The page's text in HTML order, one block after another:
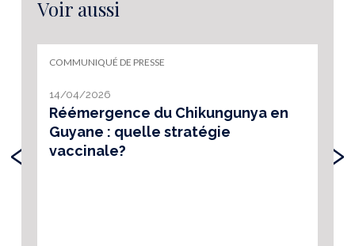
Voir aussi
COMMUNIQUÉ DE PRESSE
14/04/2026
Réémergence du Chikungunya en
Guyane : quelle stratégie
vaccinale?
‹ ›